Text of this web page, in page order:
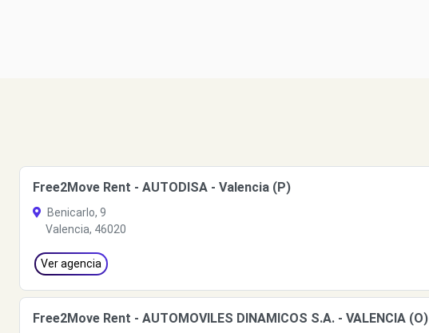
Free2Move Rent - AUTODISA - Valencia (P)
Benicarlo, 9
Valencia, 46020
Ver agencia
Free2Move Rent - AUTOMOVILES DINAMICOS S.A. - VALENCIA (O)